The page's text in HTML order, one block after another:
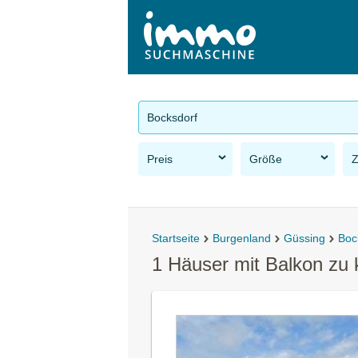
Bocksdorf
Preis Größe
Startseite Burgenland Güssing
1 Häuser mit Balkon zu